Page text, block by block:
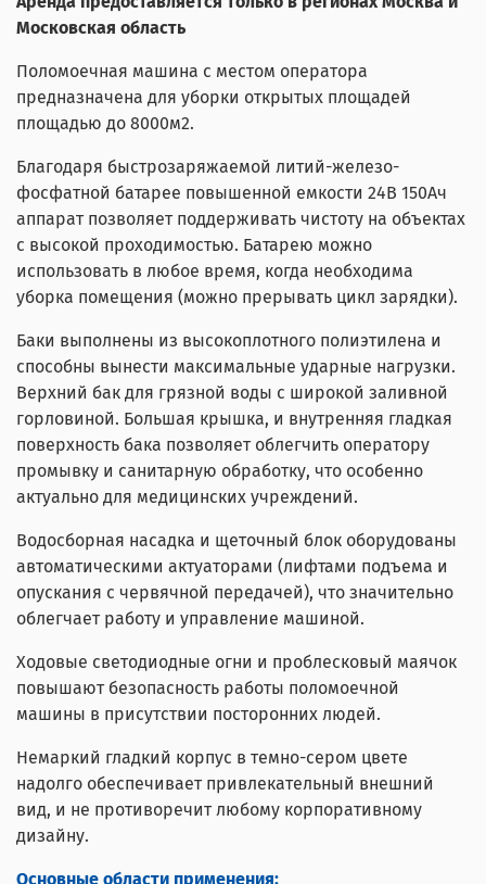
Московская область
Поломоечная машина с местом оператора
предназначена для уборки открытых площадей
площадью до 8000м2.
Благодаря быстрозаряжаемой литий-железо-
фосфатной батарее повышенной емкости 24В 150Ач
аппарат позволяет поддерживать чистоту на объектах
с высокой проходимостью. Батарею можно
использовать в любое время, когда необходима
уборка помещения (можно прерывать цикл зарядки).
Баки выполнены из высокоплотного полиэтилена и
способны вынести максимальные ударные нагрузки.
Верхний бак для грязной воды с широкой заливной
горловиной. Большая крышка, и внутренняя гладкая
поверхность бака позволяет облегчить оператору
промывку и санитарную обработку, что особенно
актуально для медицинских учреждений.
Водосборная насадка и щеточный блок оборудованы
автоматическими актуаторами (лифтами подъема и
опускания с червячной передачей), что значительно
облегчает работу и управление машиной.
Ходовые светодиодные огни и проблесковый маячок
повышают безопасность работы поломоечной
машины в присутствии посторонних людей.
Немаркий гладкий корпус в темно-сером цвете
надолго обеспечивает привлекательный внешний
вид, и не противоречит любому корпоративному
дизайну.
Основные области применения: